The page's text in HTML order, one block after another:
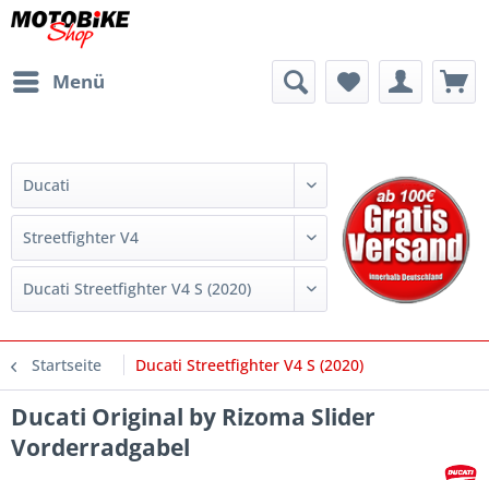
Menü
Startseite Ducati Streetfighter V4 S (2020)
Ducati Original by Rizoma Slider
Vorderradgabel